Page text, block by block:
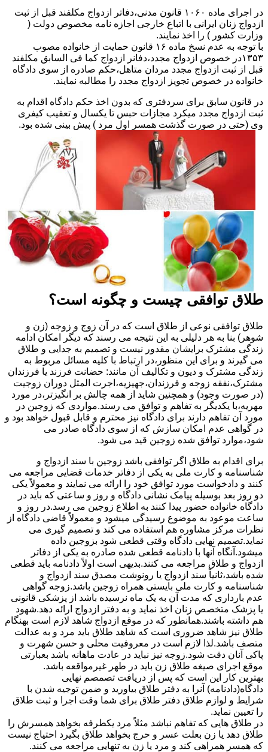
در اجرای ماده ۱۰۶۰ قانون مدنی،دفاتر ازدواج مکلفند قبل از ثبت
ازدواج زنان ایرانی با اتباع خارجی اجازه نامه مخصوص دولت (
وزارت کشور ) را اخذ نمایند.
با توجه به عدم نسخ ماده ۱۶ قانون حمایت از خانواده مصوب
۱۳۵۳در خصوص ازدواج مجدد،دفانر ازدواج کما فی السابق مکلفند
قبل از ثبت ازدواج مجدد مردان متاهل،حکم صادره از سوی دادگاه
خانواده در خصوص تجویز ازدواج مجدد را مطالبه نمایند.
در قانون سابق برای سردفتری که بدون اخذ حکم دادگاه اقدام به
ثبت ازدواج مجدد میکرد مجازات حبس تا یکسال و تعقیب کیفری
وی (حتی در صورت گذشت همسر اول مرد ) پیش بینی شده بود.
طلاق توافقی چیست و چگونه است؟
طلاق توافقی نوعی از طلاق است که در آن زوج و زوجه (زن و
شوهر) بنا به هر دلیلی به این نتیجه می رسند که دیگر امکان ادامه
زندگی مشترک برایشان مقدور نیست و تصمیم به جدایی و طلاق
می گیرند و برای این منظور،در ارتباط با کلیه مسائل مربوط به
زندگی مشترک و دیون و تکالیف آن مانند: حضانت فرزند یا فرزندان
مشترک،نفقه زوجه و فرزندان،جهیزیه،اجرت المثل دوران زوجیت
(در صورت وجود) و همچنین شاید از همه چالش بر انگیزتر،در مورد
مهریه،با یکدیگر به تفاهم و توافق می رسند.مواردی که زوجین در
مورد آن تفاهم دارند برای دادگاه نیز محترم و قابل قبول خواهد بود و
در گواهی عدم امکان سازش که از سوی دادگاه صادر می
شود،موارد توافق شده زوجین قید می شود.
برای اقدام به طلاق اگر توافقی باشد زوجین با سند ازدواج و
شناسنامه و کارت ملی به یکی از دفاتر خدمات قضایی مراجعه می
کنند و دادخواست مورد توافق خود را ارائه می نمایند و معمولاً یکی
دو روز بعد بوسیله پیامک نشانی دادگاه و روز و ساعتی که باید در
دادگاه خانواده حضور پیدا کنند به اطلاع زوجین می رسد.در روز و
ساعت موعود به موضوع رسیدگی میشود و معمولاً قاضی دادگاه از
نظرات مرکز مشاوره هم استفاده می کند و تصمیم گیری می
نماید.تصمیم نهایی دادگاه وقتی قطعی شود بزوجین داده
میشود.آنگاه آنها با دادنامه قطعی شده صادره به یکی از دفاتر
ازدواج و طلاق مراجعه می کنند.بدیهی است اولاً دادنامه باید قطعی
شده باشد،ثانیاً سند ازدواج یا رونوشت مصدق سند ازدواج و
شناسنامه و کارت ملی بایستی همراه زوجین باشد.زوجه گواهی
عدم بارداری که مدت آن به یک ماه نرسیده باشد از پزشکی قانونی
یا پزشک متخصص زنان اخذ نماید و به دفتر ازدواج ارائه دهد.شهود
هم داشته باشند.همانطور که در موقع ازدواج شاهد لازم است بهنگام
طلاق نیز شاهد ضروری است که شاهد طلاق باید مرد و به عدالت
متصف باشد.لذا لازم است در معروفیت محلی و حسن شهرت و
پاکی آنان دقت شود.زوجه نیز نباید در عادت ماهانه باشد بعبارتی
موقع اجرای صیغه طلاق زن باید در طهر غیرمواقعه باشد.
بهترین کار این است که پس از دریافت تصمصم نهایی
دادگاه(دادنامه) آنرا به دفتر طلاق بیاورید و ضمن توجیه شدن با
شرایط و لوازم طلاق دفتر طلاق برای شما وقت اجرا و ثبت طلاق
را تعیین نماید.
در طلاق هایی که تفاهم نباشد مثلاً مرد یکطرفه بخواهد همسرش را
طلاق دهد یا زن بعلت عسر و حرج بخواهد طلاق بگیرد احتیاج نیست
که همسر همراهی کند و مرد یا زن به تنهایی مراجعه می کنند.